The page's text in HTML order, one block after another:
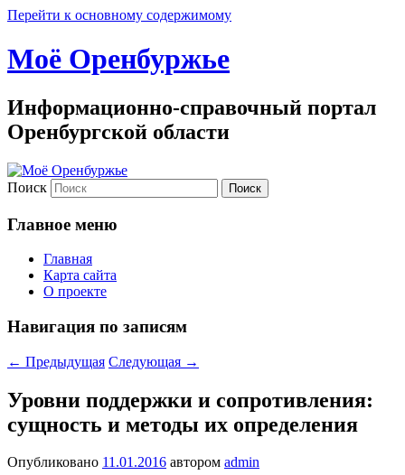
Перейти к основному содержимому
Моё Оренбуржье
Информационно-справочный портал
Оренбургской области
Поиск
Главное меню
Главная
Карта сайта
О проекте
Навигация по записям
← Предыдущая Следующая →
Уровни поддержки и сопротивления:
сущность и методы их определения
Опубликовано 11.01.2016 автором admin